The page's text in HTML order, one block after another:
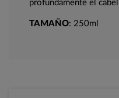
profundamente el
TAMAÑO: 250ml